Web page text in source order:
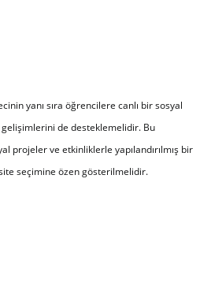
yanı sıra öğrencilere canlı bir sosyal
gelişimlerini de desteklemelidir. Bu
projeler ve etkinliklerle yapılandırılmış bir
seçimine özen gösterilmelidir.